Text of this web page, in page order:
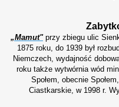
„Mamut"przy zbiegu ulic
1875 roku, do 1939 był
Niemczech, wydajność
roku także wytwórnia wód
Społem, obecnie
Ciastkarskie, w 1998 r.